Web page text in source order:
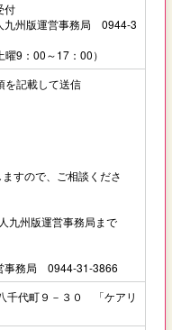
付
州版運営事務局 0944-3
曜9：00～17：00）
を記載して送信
すので、ご相談くださ
九州版運営事務局まで
事務局 0944-31-3866
千代町９－３０ 「ケアリ